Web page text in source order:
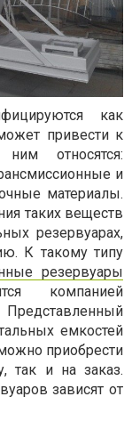
как
привести к
относятся:
и
материалы.
таких веществ
резервуарах,
К такому типу
резервуары
компанией
емкостей
приобрести
так и на заказ.
зависят от